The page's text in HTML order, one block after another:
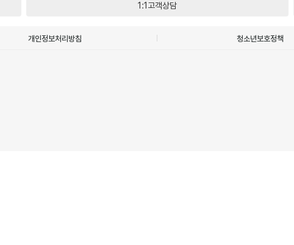
1:1고객상담
개인정보처리방침 청소년보호정책